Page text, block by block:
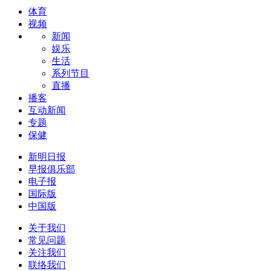
体育
视频
新闻
娱乐
生活
系列节目
直播
播客
互动新闻
专题
保健
新明日报
早报俱乐部
电子报
国际版
中国版
关于我们
常见问题
关注我们
联络我们